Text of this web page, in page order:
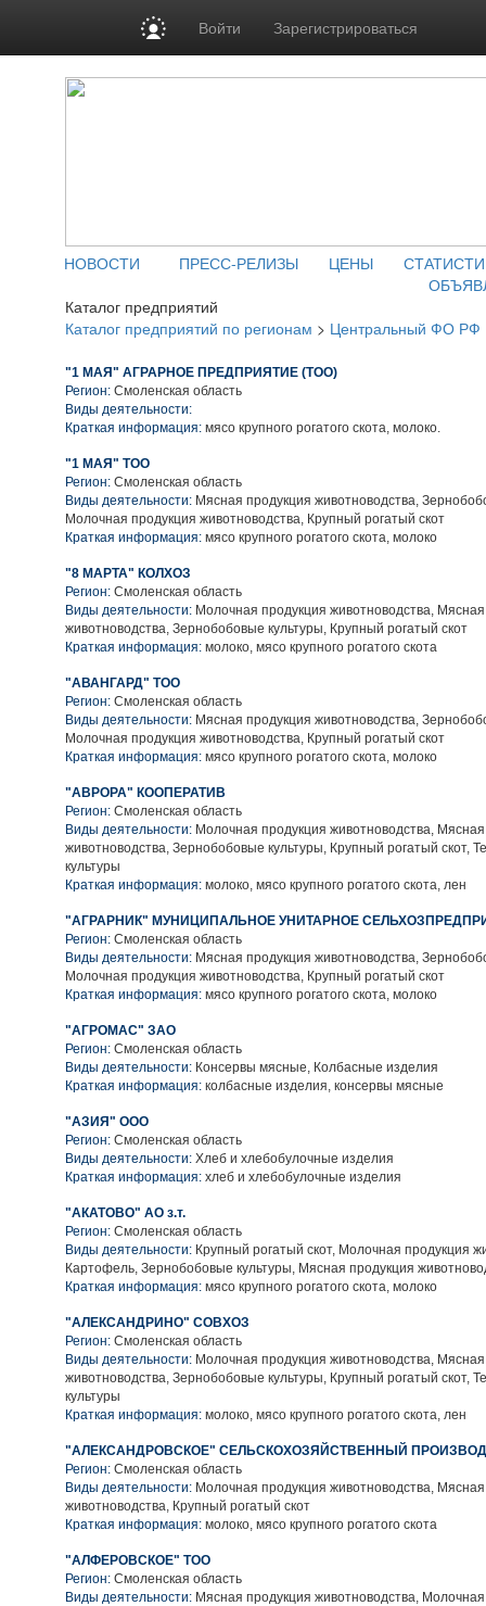
Войти Зарегистрироваться
НОВОСТИ ПРЕСС-РЕЛИЗЫ ЦЕНЫ
Каталог предприятий
Каталог предприятий по регионам > Центральный ФО РФ
"1 МАЯ" АГРАРНОЕ ПРЕДПРИЯТИЕ (ТОО)
Регион: Смоленская область
Виды деятельности:
Краткая информация: мясо крупного рогатого скота, молоко.
"1 МАЯ" ТОО
Регион: Смоленская область
Виды деятельности: Мясная продукция животноводства,
Молочная продукция животноводства, Крупный рогатый скот
Краткая информация: мясо крупного рогатого скота, молоко
"8 МАРТА" КОЛХОЗ
Регион: Смоленская область
Виды деятельности: Молочная продукция животноводства,
животноводства, Зернобобовые культуры, Крупный рогатый скот
Краткая информация: молоко, мясо крупного рогатого скота
"АВАНГАРД" ТОО
Регион: Смоленская область
Виды деятельности: Мясная продукция животноводства,
Молочная продукция животноводства, Крупный рогатый скот
Краткая информация: мясо крупного рогатого скота, молоко
"АВРОРА" КООПЕРАТИВ
Регион: Смоленская область
Виды деятельности: Молочная продукция животноводства,
животноводства, Зернобобовые культуры, Крупный рогатый скот,
культуры
Краткая информация: молоко, мясо крупного рогатого скота, лен
"АГРАРНИК" МУНИЦИПАЛЬНОЕ УНИТАРНОЕ
Регион: Смоленская область
Виды деятельности: Мясная продукция животноводства,
Молочная продукция животноводства, Крупный рогатый скот
Краткая информация: мясо крупного рогатого скота, молоко
"АГРОМАС" ЗАО
Регион: Смоленская область
Виды деятельности: Консервы мясные, Колбасные изделия
Краткая информация: колбасные изделия, консервы мясные
"АЗИЯ" ООО
Регион: Смоленская область
Виды деятельности: Хлеб и хлебобулочные изделия
Краткая информация: хлеб и хлебобулочные изделия
"АКАТОВО" АО з.т.
Регион: Смоленская область
Виды деятельности: Крупный рогатый скот, Молочная продукция
Картофель, Зернобобовые культуры, Мясная продукция
Краткая информация: мясо крупного рогатого скота, молоко
"АЛЕКСАНДРИНО" СОВХОЗ
Регион: Смоленская область
Виды деятельности: Молочная продукция животноводства,
животноводства, Зернобобовые культуры, Крупный рогатый скот,
культуры
Краткая информация: молоко, мясо крупного рогатого скота, лен
"АЛЕКСАНДРОВСКОЕ" СЕЛЬСКОХОЗЯЙСТВЕННЫЙ
Регион: Смоленская область
Виды деятельности: Молочная продукция животноводства,
животноводства, Крупный рогатый скот
Краткая информация: молоко, мясо крупного рогатого скота
"АЛФЕРОВСКОЕ" ТОО
Регион: Смоленская область
Виды деятельности: Мясная продукция животноводства,